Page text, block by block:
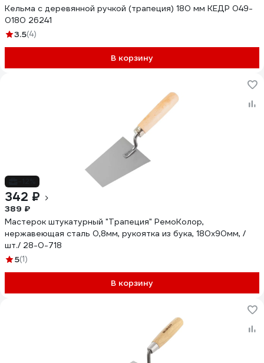
Кельма с деревянной ручкой (трапеция) 180 мм КЕДР 049-
0180 26241
3.5(4)
В корзину
342 ₽
389 ₽
Мастерок штукатурный "Трапеция" РемоКолор,
нержавеющая сталь 0,8мм, рукоятка из бука, 180х90мм, /
шт./ 28-0-718
5(1)
В корзину